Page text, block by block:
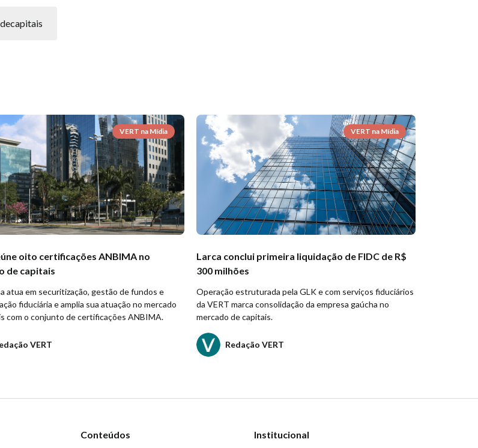
VERT na Mídia
oito certificações ANBIMA no
de capitais
atua em securitização, gestão de fundos e
fiduciária e amplia sua atuação no mercado
com o conjunto de certificações ANBIMA.
VERT
VERT na Mídia
Larca conclui primeira liquidação de FIDC de R$
300 milhões
Operação estruturada pela GLK e com serviços fiduciários
da VERT marca consolidação da empresa gaúcha no
mercado de capitais.
Redação VERT
Conteúdos Institucional